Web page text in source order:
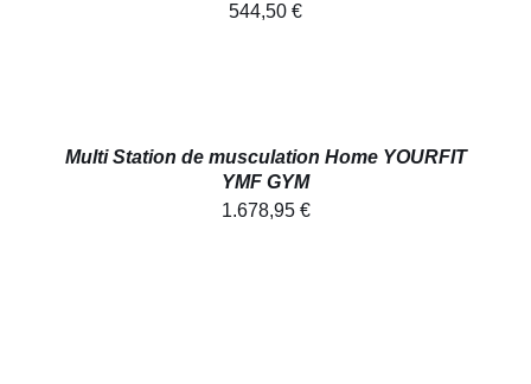
544,50 €
DÉTAILS
Multi Station de musculation Home YOURFIT
YMF GYM
1.678,95 €